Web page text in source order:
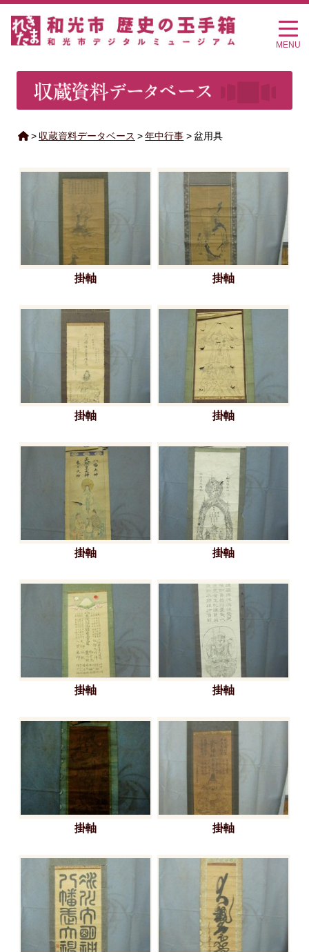
MENU
> 収蔵資料データベース > 年中行事 > 盆用具
掛軸 掛軸
掛軸 掛軸
掛軸 掛軸
掛軸 掛軸
掛軸 掛軸